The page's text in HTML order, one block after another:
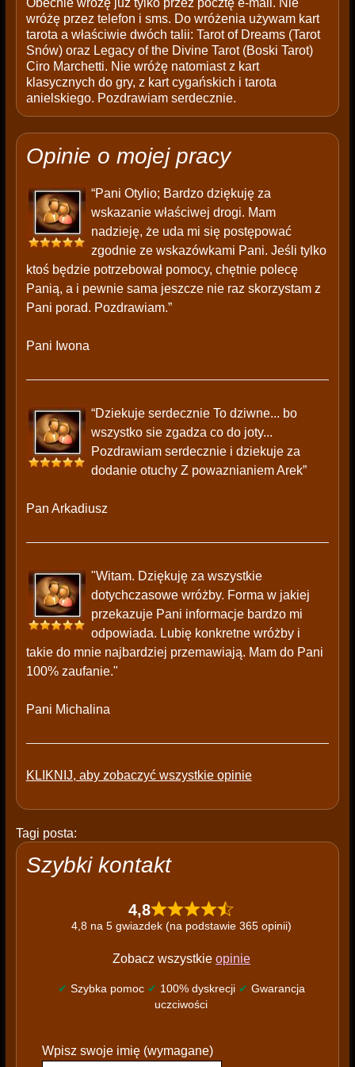
Obecnie wróżę już tylko przez pocztę e-mail. Nie
wróżę przez telefon i sms. Do wróżenia używam kart
tarota a właściwie dwóch talii: Tarot of Dreams (Tarot
Snów) oraz Legacy of the Divine Tarot (Boski Tarot)
Ciro Marchetti. Nie wróżę natomiast z kart
klasycznych do gry, z kart cygańskich i tarota
anielskiego. Pozdrawiam serdecznie.
Opinie o mojej pracy
“Pani Otylio; Bardzo dziękuję za
wskazanie właściwej drogi. Mam
nadzieję, że uda mi się postępować
zgodnie ze wskazówkami Pani. Jeśli tylko
ktoś będzie potrzebował pomocy, chętnie polecę
Panią, a i pewnie sama jeszcze nie raz skorzystam z
Pani porad. Pozdrawiam.”
Pani Iwona
“Dziekuje serdecznie To dziwne... bo
wszystko sie zgadza co do joty...
Pozdrawiam serdecznie i dziekuje za
dodanie otuchy Z powaznianiem Arek”
Pan Arkadiusz
"Witam. Dziękuję za wszystkie
dotychczasowe wróżby. Forma w jakiej
przekazuje Pani informacje bardzo mi
odpowiada. Lubię konkretne wróżby i
takie do mnie najbardziej przemawiają. Mam do Pani
100% zaufanie."
Pani Michalina
KLIKNIJ, aby zobaczyć wszystkie opinie
Tagi posta:
Szybki kontakt
4,8
4,8 na 5 gwiazdek (na podstawie 365 opinii)
Zobacz wszystkie opinie
✔ Szybka pomoc ✔ 100% dyskrecji ✔ Gwarancja
uczciwości
l
Wpisz swoje imię (wymagane)